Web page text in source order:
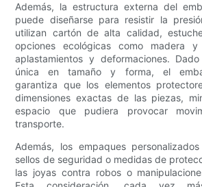
Además, la estructura externa del
puede diseñarse para resistir la
utilizan cartón de alta calidad,
opciones ecológicas como madera
aplastamientos y deformaciones.
única en tamaño y forma, el
garantiza que los elementos
dimensiones exactas de las piezas,
espacio que pudiera provocar
transporte.
Además, los empaques
sellos de seguridad o medidas de
las joyas contra robos o